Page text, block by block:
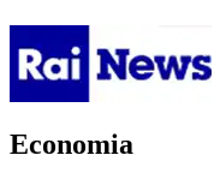
Economia